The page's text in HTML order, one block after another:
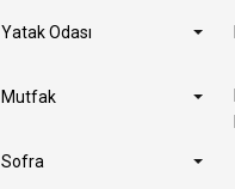
Yatak Odası
Mutfak
Sofra